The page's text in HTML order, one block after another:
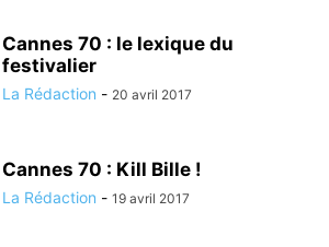
Cannes 70 : le lexique du
festivalier
La Rédaction - 20 avril 2017
Cannes 70 : Kill Bille !
La Rédaction - 19 avril 2017